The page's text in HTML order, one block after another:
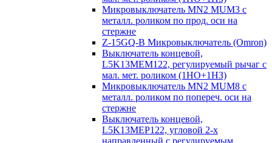
Микровыключатель MN2 MUM3 с
металл. роликом по прод. оси на
стержне
Z-15GQ-B Микровыключатель (Omron)
Выключатель концевой,
L5K13MEM122, регулируемый рычаг с
мал. мет. роликом (1НО+1НЗ)
Микровыключатель MN2 MUM8 с
металл. роликом по попереч. оси на
стержне
Выключатель концевой,
L5K13MEP122, угловой 2-х
направленный с регулируемым